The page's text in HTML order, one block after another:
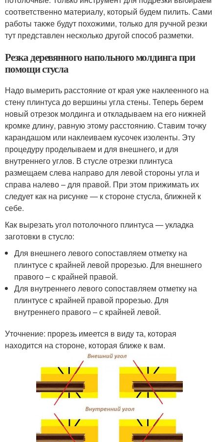
соответственно материалу, который будем пилить. Сами
работы также будут похожими, только для ручной резки
тут представлен несколько другой способ разметки.
Резка деревянного напольного молдинга при
помощи стусла
Надо вымерить расстояние от края уже наклеенного на
стену плинтуса до вершины угла стены. Теперь берем
новый отрезок молдинга и откладываем на его нижней
кромке длину, равную этому расстоянию. Ставим точку
карандашом или наклеиваем кусочек изоленты. Эту
процедуру проделываем и для внешнего, и для
внутреннего углов. В стусле отрезки плинтуса
размещаем слева направо для левой стороны угла и
справа налево – для правой. При этом прижимать их
следует как на рисунке — к стороне стусла, ближней к
себе.
Как вырезать угол потолочного плинтуса — укладка
заготовки в стусло:
Для внешнего левого сопоставляем отметку на
плинтусе с крайней левой прорезью. Для внешнего
правого – с крайней правой.
Для внутреннего левого сопоставляем отметку на
плинтусе с крайней правой прорезью. Для
внутреннего правого – с крайней левой.
Уточнение: прорезь имеется в виду та, которая
находится на стороне, которая ближе к вам.